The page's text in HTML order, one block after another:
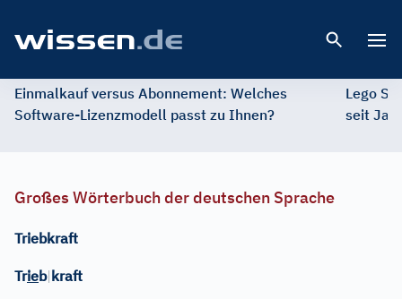
Einmalkauf versus Abonnement: Welches
Software-Lizenzmodell passt zu Ihnen?
Lego
seit
Großes Wörterbuch der deutschen Sprache
Triebkraft
Trieb|kraft